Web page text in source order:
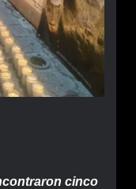
cinco